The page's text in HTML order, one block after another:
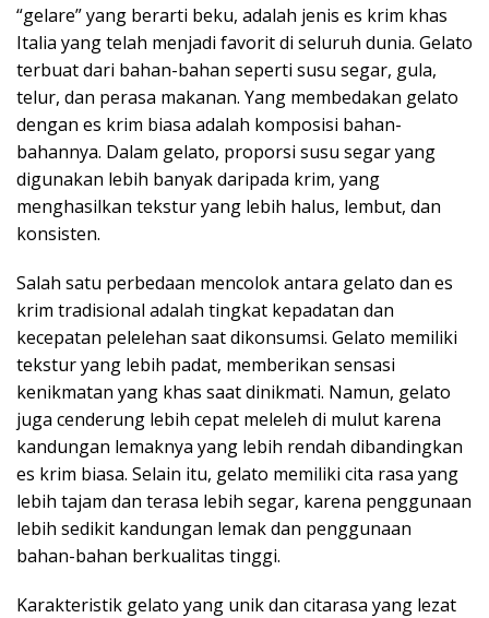
“gelare” yang berarti beku, adalah jenis es krim khas
Italia yang telah menjadi favorit di seluruh dunia. Gelato
terbuat dari bahan-bahan seperti susu segar, gula,
telur, dan perasa makanan. Yang membedakan gelato
dengan es krim biasa adalah komposisi bahan-
bahannya. Dalam gelato, proporsi susu segar yang
digunakan lebih banyak daripada krim, yang
menghasilkan tekstur yang lebih halus, lembut, dan
konsisten.
Salah satu perbedaan mencolok antara gelato dan es
krim tradisional adalah tingkat kepadatan dan
kecepatan pelelehan saat dikonsumsi. Gelato memiliki
tekstur yang lebih padat, memberikan sensasi
kenikmatan yang khas saat dinikmati. Namun, gelato
juga cenderung lebih cepat meleleh di mulut karena
kandungan lemaknya yang lebih rendah dibandingkan
es krim biasa. Selain itu, gelato memiliki cita rasa yang
lebih tajam dan terasa lebih segar, karena penggunaan
lebih sedikit kandungan lemak dan penggunaan
bahan-bahan berkualitas tinggi.
Karakteristik gelato yang unik dan citarasa yang lezat